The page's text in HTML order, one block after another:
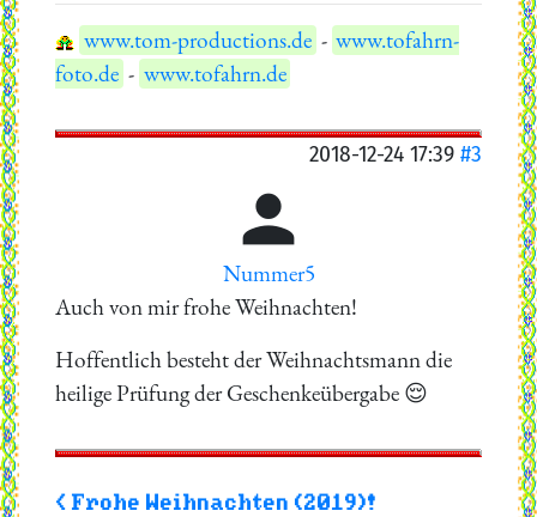
www.tom-productions.de - www.tofahrn-
foto.de - www.tofahrn.de
2018-12-24 17:39 #3

Nummer5
Auch von mir frohe Weihnachten!
Hoffentlich besteht der Weihnachtsmann die
heilige Prüfung der Geschenkeübergabe 😌
< Frohe Weihnachten (2019)!